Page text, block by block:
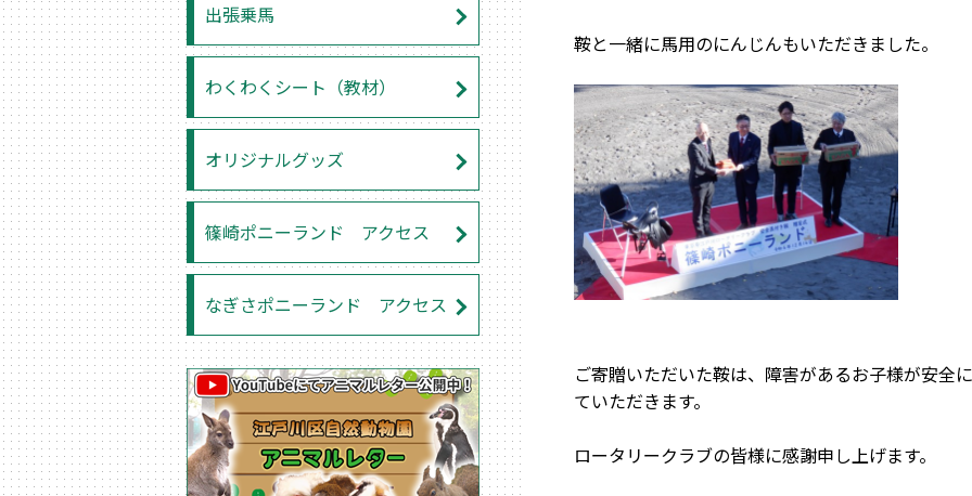
鞍と一緒に馬用のにんじんもいただきました。
ご寄贈いただいた鞍は、障害があるお子様が安全
ていただきます。
ロータリークラブの皆様に感謝申し上げます。
出張乗馬
わくわくシート（教材）
オリジナルグッズ
篠崎ポニーランド アクセス
なぎさポニーランド アクセス